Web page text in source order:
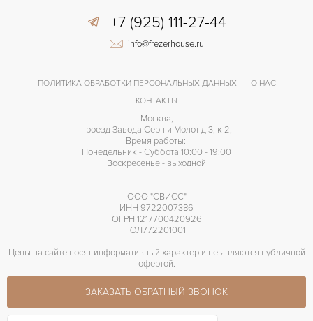
+7 (925) 111-27-44
info@frezerhouse.ru
ПОЛИТИКА ОБРАБОТКИ ПЕРСОНАЛЬНЫХ ДАННЫХ
О НАС
КОНТАКТЫ
Москва,
проезд Завода Серп и Молот д 3, к 2,
Время работы:
Понедельник - Суббота 10:00 - 19:00
Воскресенье - выходной
ООО "СВИСС"
ИНН 9722007386
ОГРН 1217700420926
ЮЛ772201001
Цены на сайте носят информативный характер и не являются публичной
офертой.
ЗАКАЗАТЬ ОБРАТНЫЙ ЗВОНОК